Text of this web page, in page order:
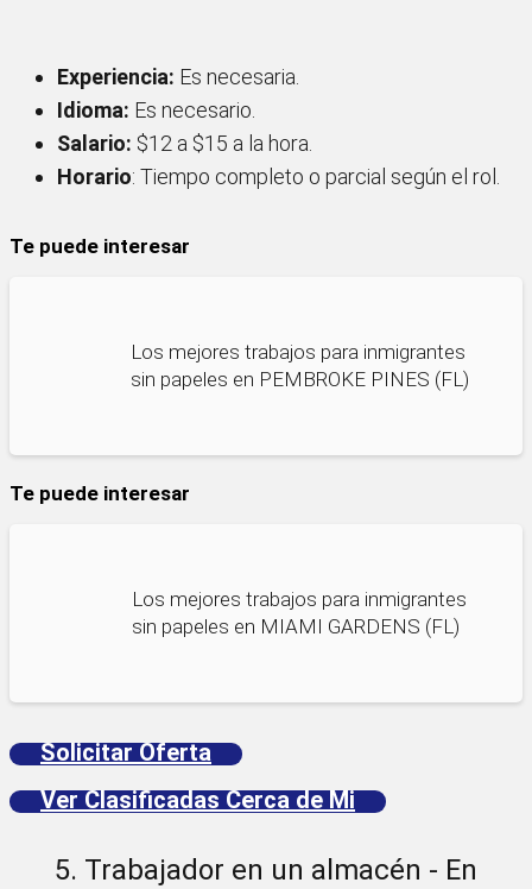
Experiencia: Es necesaria.
Idioma: Es necesario.
Salario: $12 a $15 a la hora.
Horario: Tiempo completo o parcial según el rol.
Te puede interesar
Los mejores trabajos para inmigrantes
sin papeles en PEMBROKE PINES (FL)
Te puede interesar
Los mejores trabajos para inmigrantes
sin papeles en MIAMI GARDENS (FL)
Solicitar Oferta
Ver Clasificadas Cerca de Mi
5. Trabajador en un almacén - En